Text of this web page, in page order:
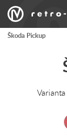
Škoda Pickup